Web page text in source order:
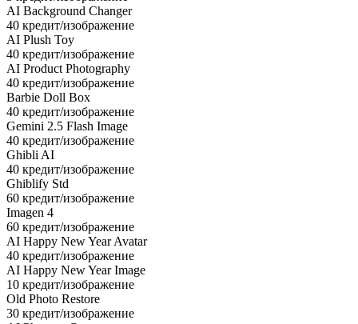
AI Background Changer
40 кредит/изображение
AI Plush Toy
40 кредит/изображение
AI Product Photography
40 кредит/изображение
Barbie Doll Box
40 кредит/изображение
Gemini 2.5 Flash Image
40 кредит/изображение
Ghibli AI
40 кредит/изображение
Ghiblify Std
60 кредит/изображение
Imagen 4
60 кредит/изображение
AI Happy New Year Avatar
40 кредит/изображение
AI Happy New Year Image
10 кредит/изображение
Old Photo Restore
30 кредит/изображение